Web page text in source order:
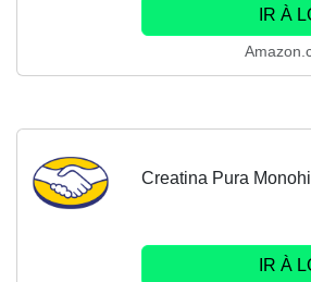
IR À
Creatina Pura
IR À